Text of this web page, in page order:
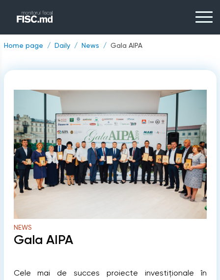
Home page Daily News Gala AIPA
NEWS
Gala AIPA
Cele mai de succes proiecte investiționale în